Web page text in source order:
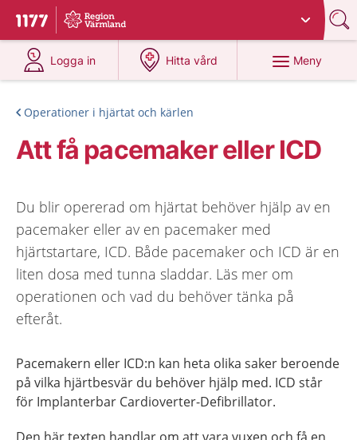
Till startsidan för 1177
Du har valt region
Logga in
på 1177.se
Hitta vård
på 1177.se
Meny
Operationer i hjärtat och kärlen
Att få pacemaker eller ICD
Du blir opererad om hjärtat behöver hjälp av en
pacemaker eller av en pacemaker med
hjärtstartare, ICD. Både pacemaker och ICD är en
liten dosa med tunna sladdar. Läs mer om
operationen och vad du behöver tänka på
efteråt.
Pacemakern eller ICD:n kan heta olika saker beroende
på vilka hjärtbesvär du behöver hjälp med. ICD står
för Implanterbar Cardioverter-Defibrillator.